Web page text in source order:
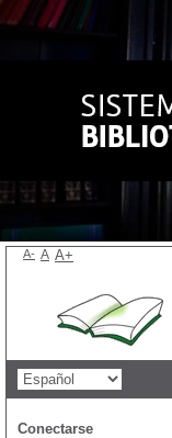
A- A A+
Conectarse